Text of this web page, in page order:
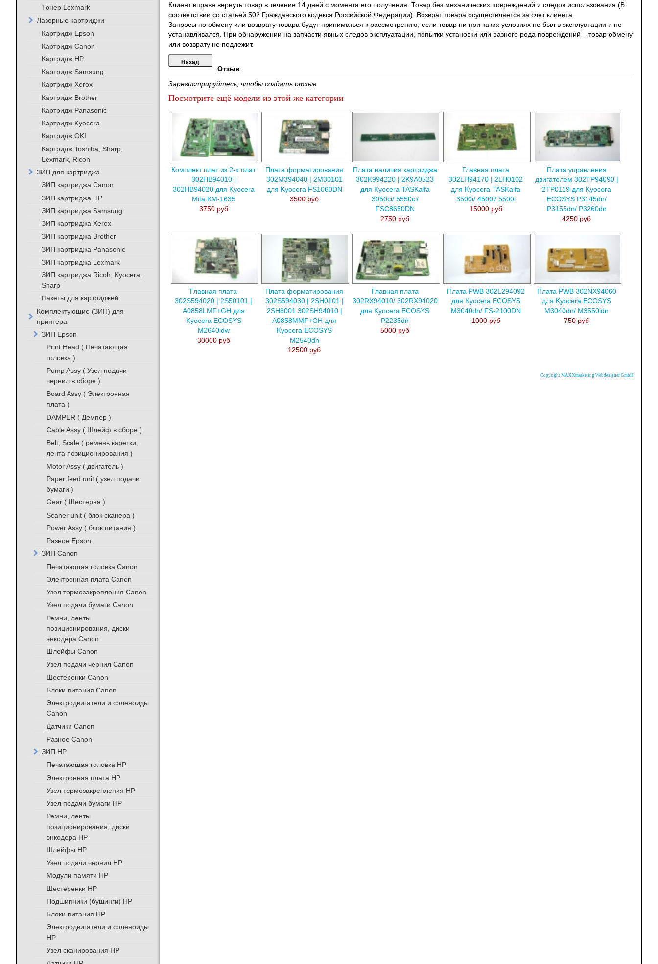
Клиент вправе вернуть товар в течение 14 дней с момента его получения. Товар без механических повреждений и следов использования (В
соответствии со статьей 502 Гражданского кодекса Российской Федерации). Возврат товара осуществляется за счет клиента.
Запросы по обмену или возврату товара будут приниматься к рассмотрению, если товар ни при каких условиях не был в эксплуатации и не
устанавливался. При обнаружении на запчасти явных следов эксплуатации, попытки установки или разного рода повреждений – товар обмену
или возврату не подлежит.
Отзыв
Зарегистрируйтесь, чтобы создать отзыв.
Посмотрите ещё модели из этой же категории
Комплект плат из 2-х плат
302HB94010 |
302HB94020 для Kyocera
Mita KM-1635
3750 руб
Плата форматирования
302M394040 | 2M30101
для Kyocera FS1060DN
3500 руб
Плата наличия картриджа
302K994220 | 2K9A0523
для Kyocera TASKalfa
3050ci/ 5550ci/
FSC8650DN
2750 руб
Главная плата
302LH94170 | 2LH0102
для Kyocera TASKalfa
3500i/ 4500i/ 5500i
15000 руб
Плата управления
двигателем 302TP94090 |
2TP0119 для Kyocera
ECOSYS P3145dn/
P3155dn/ P3260dn
4250 руб
Главная плата
302S594020 | 2S50101 |
A0858LMF+GH для
Kyocera ECOSYS
M2640idw
30000 руб
Плата форматирования
302S594030 | 2SH0101 |
2SH8001 302SH94010 |
A0858MMF+GH для
Kyocera ECOSYS
M2540dn
12500 руб
Главная плата
302RX94010/ 302RX94020
для Kyocera ECOSYS
P2235dn
5000 руб
Плата PWB 302L294092
для Kyocera ECOSYS
M3040dn/ FS-2100DN
1000 руб
Плата PWB 302NX94060
для Kyocera ECOSYS
M3040dn/ M3550idn
750 руб
Copyright MAXXmarketing Webdesigner GmbH
Тонер Lexmark
Лазерные картриджи
Картридж Epson
Картридж Canon
Картридж HP
Картридж Samsung
Картридж Xerox
Картридж Brother
Картридж Panasonic
Картридж Kyocera
Картридж OKI
Картридж Toshiba, Sharp,
Lexmark, Ricoh
ЗИП для картриджа
ЗИП картриджа Canon
ЗИП картриджа HP
ЗИП картриджа Samsung
ЗИП картриджа Xerox
ЗИП картриджа Brother
ЗИП картриджа Panasonic
ЗИП картриджа Lexmark
ЗИП картриджа Ricoh, Kyocera,
Sharp
Пакеты для картриджей
Комплектующие (ЗИП) для
принтера
ЗИП Epson
Print Head ( Печатающая
головка )
Pump Assy ( Узел подачи
чернил в сборе )
Board Assy ( Электронная
плата )
DAMPER ( Демпер )
Cable Assy ( Шлейф в сборе )
Belt, Scale ( ремень каретки,
лента позиционирования )
Motor Assy ( двигатель )
Paper feed unit ( узел подачи
бумаги )
Gear ( Шестерня )
Scaner unit ( блок сканера )
Power Assy ( блок питания )
Разное Epson
ЗИП Canon
Печатающая головка Canon
Электронная плата Canon
Узел термозакрепления Canon
Узел подачи бумаги Canon
Ремни, ленты
позиционирования, диски
энкодера Canon
Шлейфы Canon
Узел подачи чернил Canon
Шестеренки Canon
Блоки питания Canon
Электродвигатели и соленоиды
Canon
Датчики Canon
Разное Canon
ЗИП HP
Печатающая головка HP
Электронная плата HP
Узел термозакрепления HP
Узел подачи бумаги HP
Ремни, ленты
позиционирования, диски
энкодера HP
Шлейфы HP
Узел подачи чернил HP
Модули памяти HP
Шестеренки HP
Подшипники (бушинги) HP
Блоки питания HP
Электродвигатели и соленоиды
HP
Узел сканирования HP